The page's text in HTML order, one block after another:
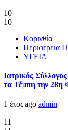
10
10
Κορινθία
Περιφέρεια
ΥΓΕΙΑ
Ιατρικός
τα Τέμπη την 28η
1 έτος ago admin
11